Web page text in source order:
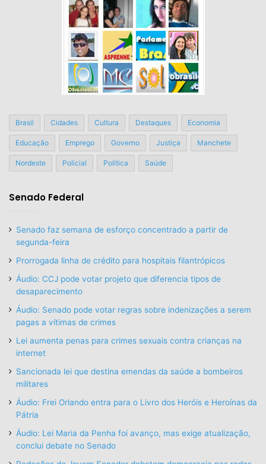
Brasil Cidades Cultura Destaques Economia
Educação Emprego Governo Justiça Manchete
Nordeste Policial Política Saúde
Senado Federal
Senado faz semana de esforço concentrado a partir de
segunda-feira
Prorrogada linha de crédito para hospitais filantrópicos
Áudio: CCJ pode votar projeto que diferencia tipos de
desaparecimento
Áudio: Senado pode votar regras sobre indenizações a serem
pagas a vítimas de crimes
Lei aumenta penas para crimes sexuais contra crianças na
internet
Sancionada lei que destina emendas da saúde a bombeiros
militares
Áudio: Frei Orlando entra para o Livro dos Heróis e Heroínas da
Pátria
Áudio: Lei Maria da Penha foi avanço, mas exige atualização,
conclui debate no Senado